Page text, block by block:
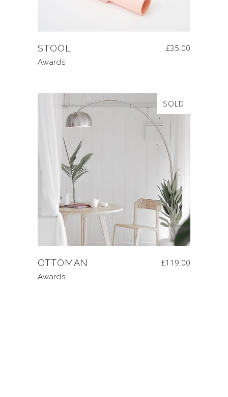
STOOL £35.00
Awards
SOLD
OTTOMAN £119.00
Awards